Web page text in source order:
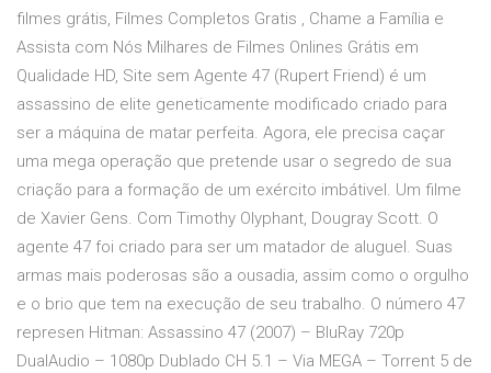
filmes grátis, Filmes Completos Gratis , Chame a Família e
Assista com Nós Milhares de Filmes Onlines Grátis em
Qualidade HD, Site sem Agente 47 (Rupert Friend) é um
assassino de elite geneticamente modificado criado para
ser a máquina de matar perfeita. Agora, ele precisa caçar
uma mega operação que pretende usar o segredo de sua
criação para a formação de um exército imbátivel. Um filme
de Xavier Gens. Com Timothy Olyphant, Dougray Scott. O
agente 47 foi criado para ser um matador de aluguel. Suas
armas mais poderosas são a ousadia, assim como o orgulho
e o brio que tem na execução de seu trabalho. O número 47
represen Hitman: Assassino 47 (2007) – BluRay 720p
DualAudio – 1080p Dublado CH 5.1 – Via MEGA – Torrent 5 de